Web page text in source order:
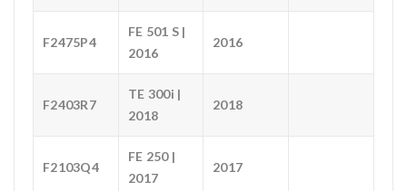
F2475P4
FE 501 S |
2016
2016
F2403R7
TE 300i |
2018
2018
F2103Q4
FE 250 |
2017
2017